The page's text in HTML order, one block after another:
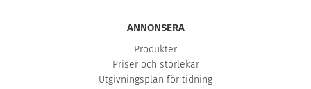
ANNONSERA
Produkter
Priser och storlekar
Utgivningsplan för tidning